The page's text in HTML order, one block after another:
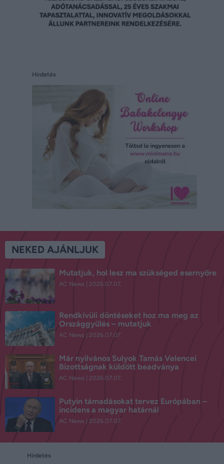
Hirdetés
NEKED AJÁNLJUK
Mutatjuk, hol lesz ma szükséged esernyőre
AC News 2026.07.07.
Rendkívüli döntéseket hoz ma meg az
Országgyűlés – mutatjuk
AC News 2026.07.07.
Már nyilvános Sulyok Tamás Velencei
Bizottságnak küldött beadványa
AC News 2026.07.07.
Putyin támadásokat tervez Európában –
incidens a magyar határnál
AC News 2026.07.07.
Hirdetés